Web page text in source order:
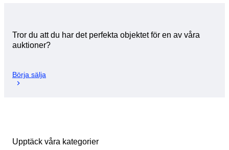
Tror du att du har det perfekta objektet för en av våra
auktioner?
Börja sälja
Upptäck våra kategorier